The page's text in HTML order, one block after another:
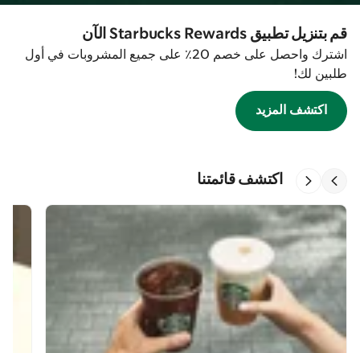
قم بتنزيل تطبيق Starbucks Rewards الآن
اشترك واحصل على خصم 20٪ على جميع المشروبات في أول
طلبين لك!
اكتشف المزيد
اكتشف قائمتنا